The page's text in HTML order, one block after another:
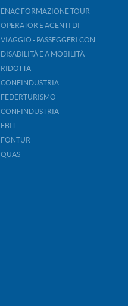
ENAC FORMAZIONE TOUR
OPERATOR E AGENTI DI
VIAGGIO - PASSEGGERI CON
DISABILITÀ E A MOBILITÀ
RIDOTTA
CONFINDUSTRIA
FEDERTURISMO
CONFINDUSTRIA
EBIT
FONTUR
QUAS